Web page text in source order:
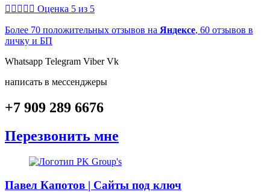
     Оценка 5 из 5
Более 70 положительных отзывов на Яндексе, 60 отзывов в
личку и БП
Whatsapp Telegram Viber Vk
написать в мессенджеры
+7 909 289 6676
Перезвонить мне
Павел Капотов | Cайты под ключ